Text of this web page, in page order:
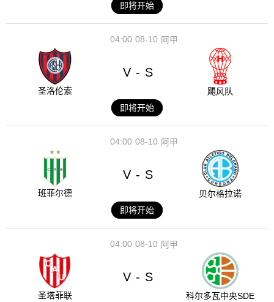
即将开始
08-10
04:00 阿甲
圣洛伦索
V - S
飓风队
即将开始
08-10
04:00 阿甲
班菲尔德
V - S
贝尔格拉诺
即将开始
08-10
04:00 阿甲
圣塔菲联
V - S
科尔多瓦中央SDE